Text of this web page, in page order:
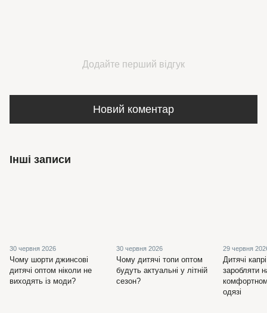
Додайте перший відгук
Новий коментар
Інші записи
30 червня 2026
Чому шорти джинсові
дитячі оптом ніколи не
виходять із моди?
30 червня 2026
Чому дитячі топи оптом
будуть актуальні у літній
сезон?
29 червня
Дитячі
заробляти
одязі